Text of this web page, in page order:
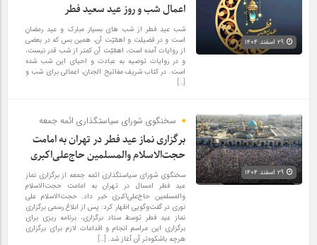
اعمال شب و روز عید سعید فطر
شب عید فطر از شب های بسیار مبارک و عید رمضان
است و در فضیلت و اهمّیّت آن، همین بس که در بعضی
از روایات آمده است، اهمّیّت آن کمتر از شب قدر نیست،
و در روایات توصیه به عبادت و احیای این شب شده
است. در کتاب شریف مفاتیح الجنان، اعمالی برای شب و
[…]
سخنگوی شورای سیاستگذاری ائمه جمعه
برگزاری نماز عید فطر در تهران به امامت
حجت‌الاسلام والمسلمین حاج‌علی‌اکبری
سخنگوی شورای سیاستگذاری ائمه جمعه از برگزاری نماز
عید فطر امسال در تهران به امامت حجت‌الاسلام
والمسلمین حاج‌علی‌اکبری خبر داد. حجت‌الاسلام علی
نوری در گفت‌وگویی اظهار کرد: پس از ابلاغ رسمی برگزاری
نماز عید فطر توسط ستاد برگزاری، برنامه ریزی برای
برگزاری این مراسم انجام و اقدامات لازم برای برگزاری
هرچه باشکوه‌تر آن آغاز شد. […]